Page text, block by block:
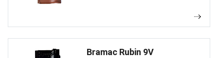
Bramac Rubin 9V